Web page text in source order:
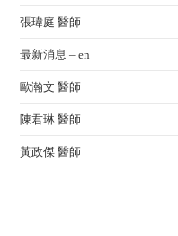
張瑋庭 醫師
最新消息 – en
歐瀚文 醫師
陳君琳 醫師
黃政傑 醫師